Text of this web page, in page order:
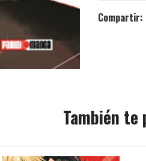
Compartir:
También te